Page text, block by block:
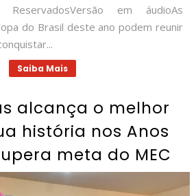
ReservadosVersão em áudioAs
do Brasil deste ano podem reunir
Saiba Mais
alcança o melhor
história nos Anos
meta do MEC